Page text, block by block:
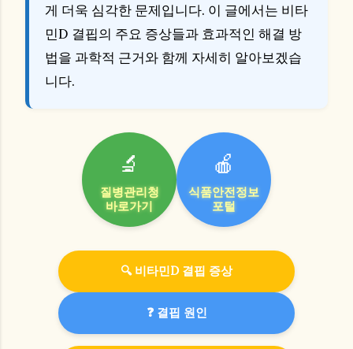
게 더욱 심각한 문제입니다. 이 글에서는 비타
민D 결핍의 주요 증상들과 효과적인 해결 방
법을 과학적 근거와 함께 자세히 알아보겠습
니다.
🔬
질병관리청
바로가기
🍎
식품안전정보
포털
🔍 비타민D 결핍 증상
❓ 결핍 원인